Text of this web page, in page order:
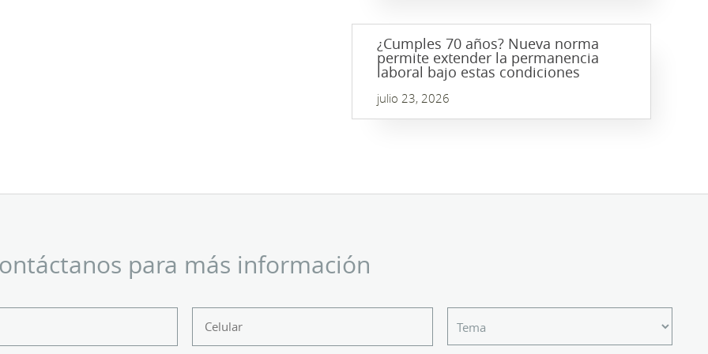
¿Cumples 70 años? Nueva norma
permite extender la permanencia
laboral bajo estas condiciones
julio 23, 2026
para más información